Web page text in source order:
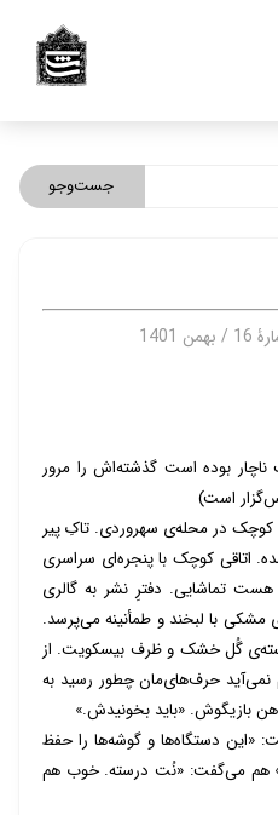
بوده است گذشته‌اش را مرور
است)
کوچک در محله‌ی سهروردی. تاکِ پیر
اتاقی کوچک با پنجره‌ای سراسری
هست تماشایی. دفترِ نشر به گالری
با لبخند و طمأنینه می‌پرسد.
گُل خشک و ظرف بیسکویت. از
حرف‌های‌مان چطور رسید به
بازیگوش. «باید بخونیدش.»
«این دستگاه‌ها و گوشه‌ها را حفظ
هم می‌گفت: «نُت درسته. خوب هم
جست‌وجو